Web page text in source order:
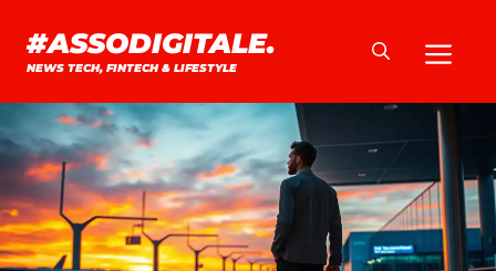
contenuto
#ASSODIGITALE.
NEWS TECH, FINTECH & LIFESTYLE